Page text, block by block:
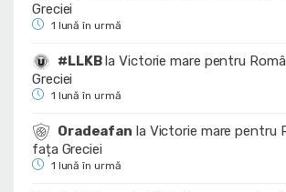
Greciei
1 lună în urmă
#LLKBlaVictorie mare pentru
Greciei
1 lună în urmă
Oradeafan la Victorie mare pentru
fața Greciei
1 lună în urmă